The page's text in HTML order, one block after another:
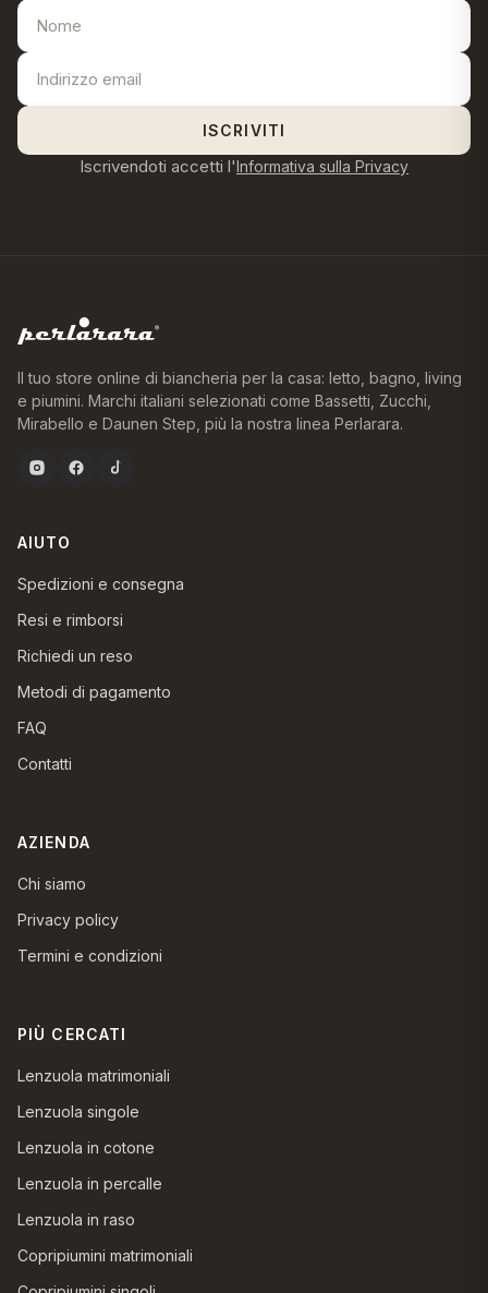
ISCRIVITI
Iscrivendoti accetti l'Informativa sulla Privacy
Il tuo store online di biancheria per la casa: letto, bagno, living
e piumini. Marchi italiani selezionati come Bassetti, Zucchi,
Mirabello e Daunen Step, più la nostra linea Perlarara.
AIUTO
Spedizioni e consegna
Resi e rimborsi
Richiedi un reso
Metodi di pagamento
FAQ
Contatti
AZIENDA
Chi siamo
Privacy policy
Termini e condizioni
PIÙ CERCATI
Lenzuola matrimoniali
Lenzuola singole
Lenzuola in cotone
Lenzuola in percalle
Lenzuola in raso
Copripiumini matrimoniali